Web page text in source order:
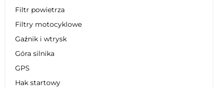
Filtr powietrza
Filtry motocyklowe
Gaźnik i wtrysk
Góra silnika
GPS
Hak startowy